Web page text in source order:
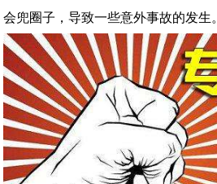
会兜圈子，导致一些意外事故的发生。